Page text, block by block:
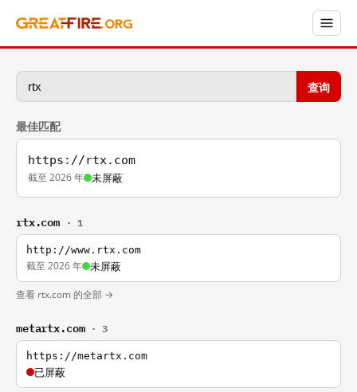
查询
最佳匹配
https://rtx.com
截至 2026 年 未屏蔽
rtx.com · 1
http://www.rtx.com
截至 2026 年 未屏蔽
查看 rtx.com 的全部 →
metartx.com · 3
https://metartx.com
已屏蔽